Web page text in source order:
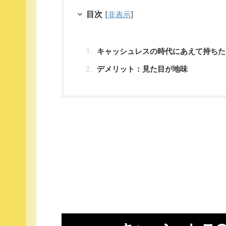
目次 [非表示]
キャッシュレスの時代にあえて持ち
デメリット：見た目が地味